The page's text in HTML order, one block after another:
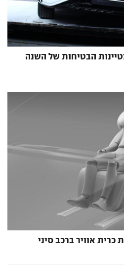
הבטיחות של השנה
כרית אוויר ברכב סיני